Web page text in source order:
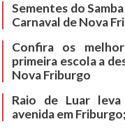
Sementes do
Carnaval de Nova
Confira os
primeira escola a
Nova Friburgo
Raio de Luar
avenida em